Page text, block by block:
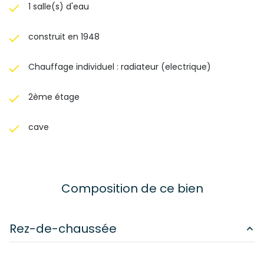
1 salle(s) d'eau
construit en 1948
Chauffage individuel : radiateur (electrique)
2ème étage
cave
Composition de ce bien
Rez-de-chaussée